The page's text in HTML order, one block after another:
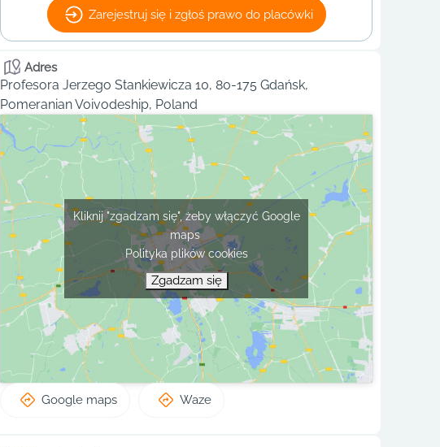
Zarejestruj się i zgłoś prawo do placówki
Adres
Profesora Jerzego Stankiewicza 10, 80-175 Gdańsk,
Pomeranian Voivodeship, Poland
Kliknij "zgadzam się", żeby włączyć Google
maps
Polityka plików cookies
Zgadzam się
Google maps Waze